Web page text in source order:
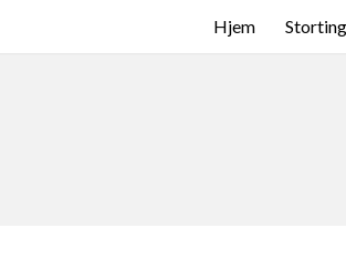
Hjem